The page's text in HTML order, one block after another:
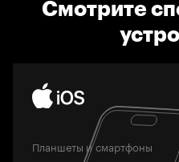
Смотрите
Планшеты и смартфоны